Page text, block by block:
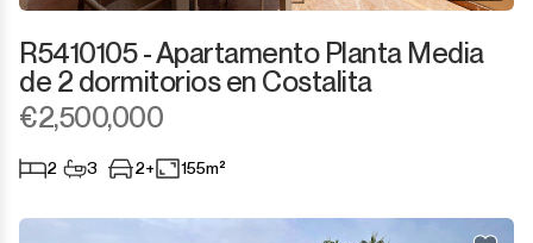
R5410105 - Apartamento Planta Media
de 2 dormitorios en Costalita
€2,500,000
2 3 2+ 155m²